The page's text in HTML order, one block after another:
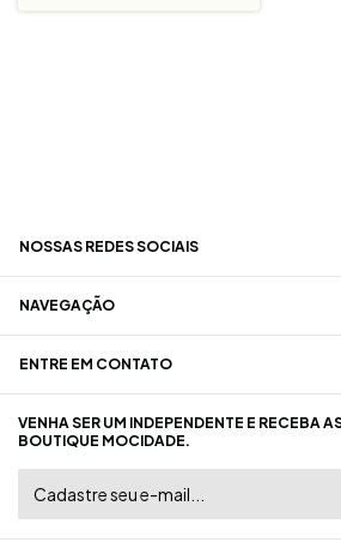
NOSSAS REDES SOCIAIS
NAVEGAÇÃO
ENTRE EM CONTATO
VENHA SER UM INDEPENDENTE E RECEBA
BOUTIQUE MOCIDADE.